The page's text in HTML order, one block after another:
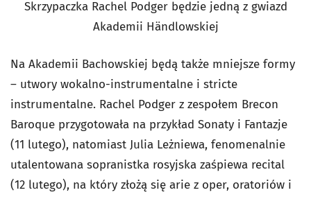
Skrzypaczka Rachel Podger będzie jedną z gwiazd
Akademii Händlowskiej
Na Akademii Bachowskiej będą także mniejsze formy
– utwory wokalno-instrumentalne i stricte
instrumentalne. Rachel Podger z zespołem Brecon
Baroque przygotowała na przykład Sonaty i Fantazje
(11 lutego), natomiast Julia Leżniewa, fenomenalnie
utalentowana sopranistka rosyjska zaśpiewa recital
(12 lutego), na który złożą się arie z oper, oratoriów i